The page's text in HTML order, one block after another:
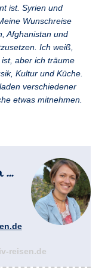
ist. Syrien und
Wunschreise
Afghanistan und
Ich weiß,
aber ich träume
Kultur und Küche.
verschiedener
etwas mitnehmen.
reisen.de